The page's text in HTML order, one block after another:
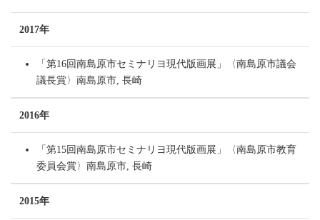
2017年
「第16回南島原市セミナリヨ現代版画展」〈南島原市議会
議長賞〉南島原市, 長崎
2016年
「第15回南島原市セミナリヨ現代版画展」〈南島原市教育
委員会賞〉南島原市, 長崎
2015年